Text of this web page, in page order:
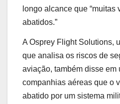
longo alcance que “muitas
abatidos.”
A Osprey Flight Solutions,
que analisa os riscos de
aviação, também disse em
companhias aéreas que o
abatido por um sistema